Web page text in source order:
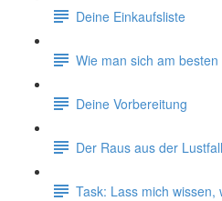
Deine Einkaufsliste
Wie man sich am
Deine Vorbereitung
Der Raus aus der
Task: Lass mich